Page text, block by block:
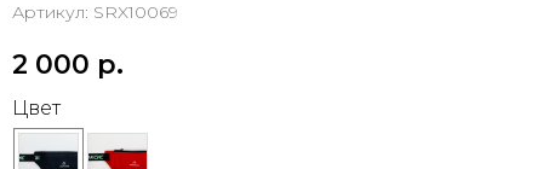
Артикул: SRX10069
2 000 р.
Цвет